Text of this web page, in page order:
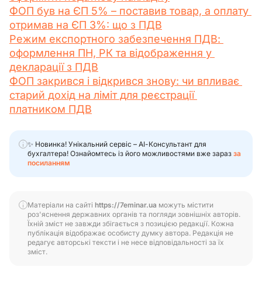
ФОП був на ЄП 5% – поставив товар, а оплату
отримав на ЄП 3%: що з ПДВ
Режим експортного забезпечення ПДВ:
оформлення ПН, РК та відображення у
декларації з ПДВ
ФОП закрився і відкрився знову: чи впливає
старий дохід на ліміт для реєстрації
платником ПДВ
✨ Новинка! Унікальний сервіс – АІ-Консультант для
бухгалтера! Ознайомтесь із його можливостями вже зараз за
посиланням
Матеріали на сайті https://7eminar.ua можуть містити
роз'яснення державних органів та погляди зовнішніх авторів.
Їхній зміст не завжди збігається з позицією редакції. Кожна
публікація відображає особисту думку автора. Редакція не
редагує авторські тексти і не несе відповідальності за їх
зміст.